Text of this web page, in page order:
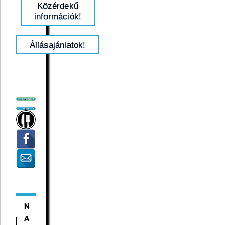
Közérdekű
információk!
Állásajánlatok!
N
A